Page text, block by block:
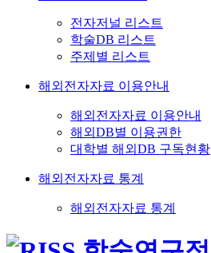
전자저널 리스트
학술DB 리스트
주제별 리스트
해외전자자료 이용안내
해외전자자료 이용안내
해외DB별 이용권한
대학별 해외DB 구독현황
해외전자자료 통계
해외전자자료 통계